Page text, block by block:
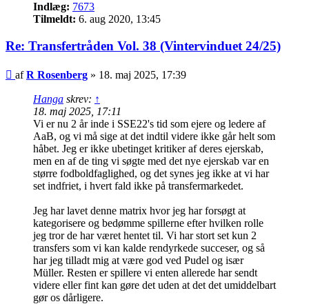
Indlæg: 7673
Tilmeldt: 6. aug 2020, 13:45
Re: Transfertråden Vol. 38 (Vintervinduet 24/25)
Indlæg
afR Rosenberg » 18. maj 2025, 17:39
Hanga skrev: ↑
18. maj 2025, 17:11
Vi er nu 2 år inde i SSE22's tid som ejere og ledere af
AaB, og vi må sige at det indtil videre ikke går helt som
håbet. Jeg er ikke ubetinget kritiker af deres ejerskab,
men en af de ting vi søgte med det nye ejerskab var en
større fodboldfaglighed, og det synes jeg ikke at vi har
set indfriet, i hvert fald ikke på transfermarkedet.
Jeg har lavet denne matrix hvor jeg har forsøgt at
kategorisere og bedømme spillerne efter hvilken rolle
jeg tror de har været hentet til. Vi har stort set kun 2
transfers som vi kan kalde rendyrkede succeser, og så
har jeg tilladt mig at være god ved Pudel og især
Müller. Resten er spillere vi enten allerede har sendt
videre eller fint kan gøre det uden at det det umiddelbart
gør os dårligere.